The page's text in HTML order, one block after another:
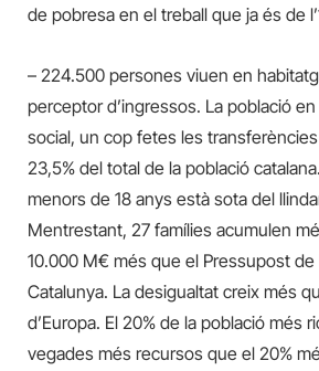
de pobresa en el treball que ja és de
– 224.500 persones viuen en
perceptor d’ingressos. La població en
social, un cop fetes les
23,5% del total de la població
menors de 18 anys està sota del
Mentrestant, 27 famílies acumulen
10.000 M€ més que el Pressupost de
Catalunya. La desigualtat creix més
d’Europa. El 20% de la població més
vegades més recursos que el 20%